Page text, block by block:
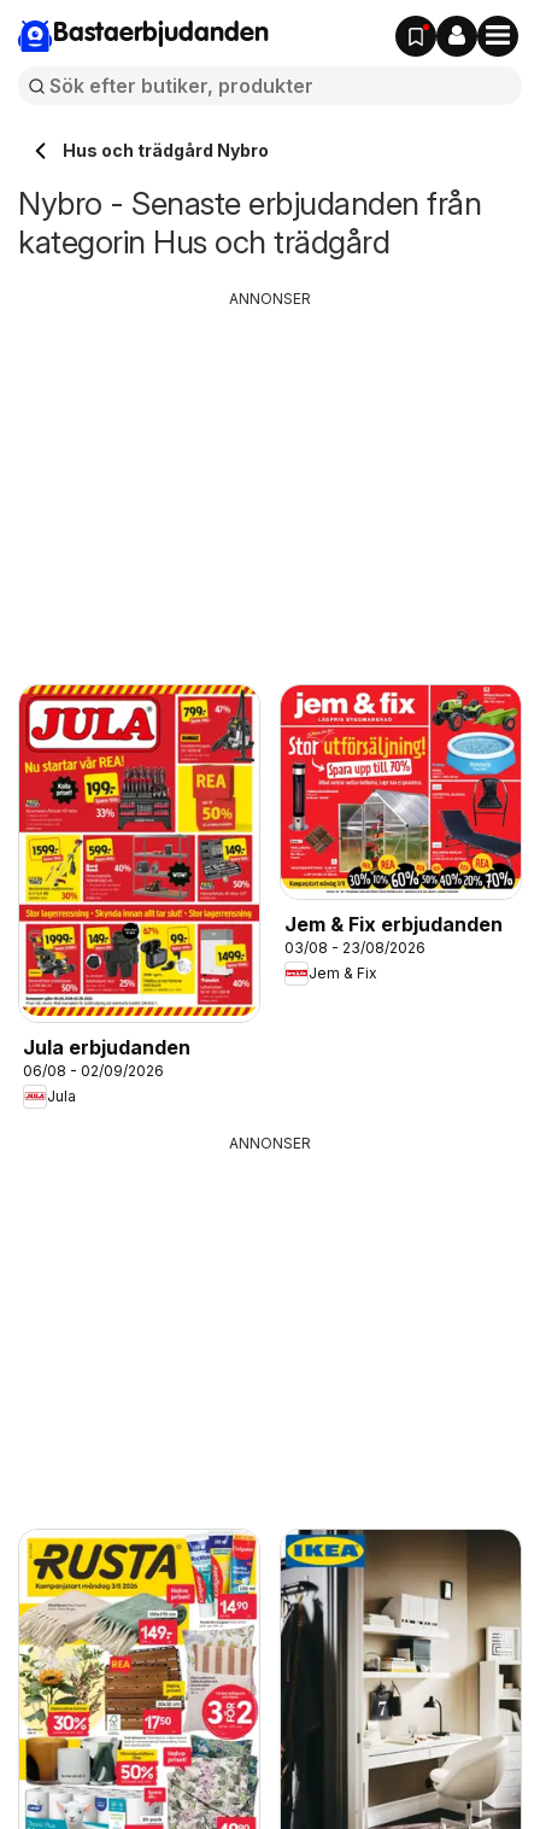
Bastaerbjudanden
Hus och trädgård Nybro
Nybro - Senaste erbjudanden från
kategorin Hus och trädgård
Jula erbjudanden
06/08 - 02/09/2026
Jula
Jem & Fix erbjudanden
03/08 - 23/08/2026
Jem & Fix
ANNONSER
ANNONSER